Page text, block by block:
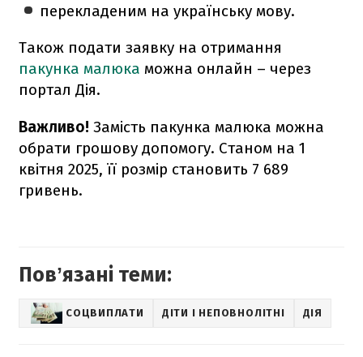
перекладеним на українську мову.
Також подати заявку на отримання
пакунка малюка можна онлайн – через
портал Дія.
Важливо! Замість пакунка малюка можна
обрати грошову допомогу. Станом на 1
квітня 2025, її розмір становить 7 689
гривень.
Повʼязані теми:
СОЦВИПЛАТИ ДІТИ І НЕПОВНОЛІТНІ ДІЯ